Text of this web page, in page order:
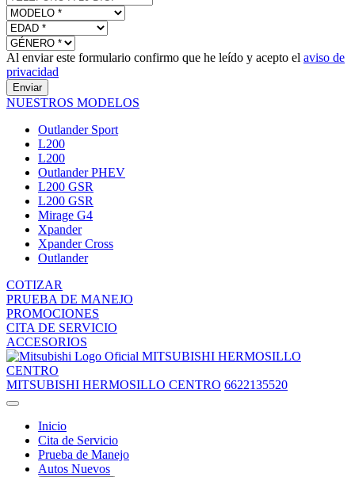
Al enviar este formulario confirmo que he leído y acepto el aviso de
privacidad
Enviar
NUESTROS MODELOS
Outlander Sport
L200
L200
Outlander PHEV
L200 GSR
L200 GSR
Mirage G4
Xpander
Xpander Cross
Outlander
COTIZAR
PRUEBA DE MANEJO
PROMOCIONES
CITA DE SERVICIO
ACCESORIOS
MITSUBISHI HERMOSILLO
CENTRO
MITSUBISHI HERMOSILLO CENTRO 6622135520
Inicio
Cita de Servicio
Prueba de Manejo
Autos Nuevos